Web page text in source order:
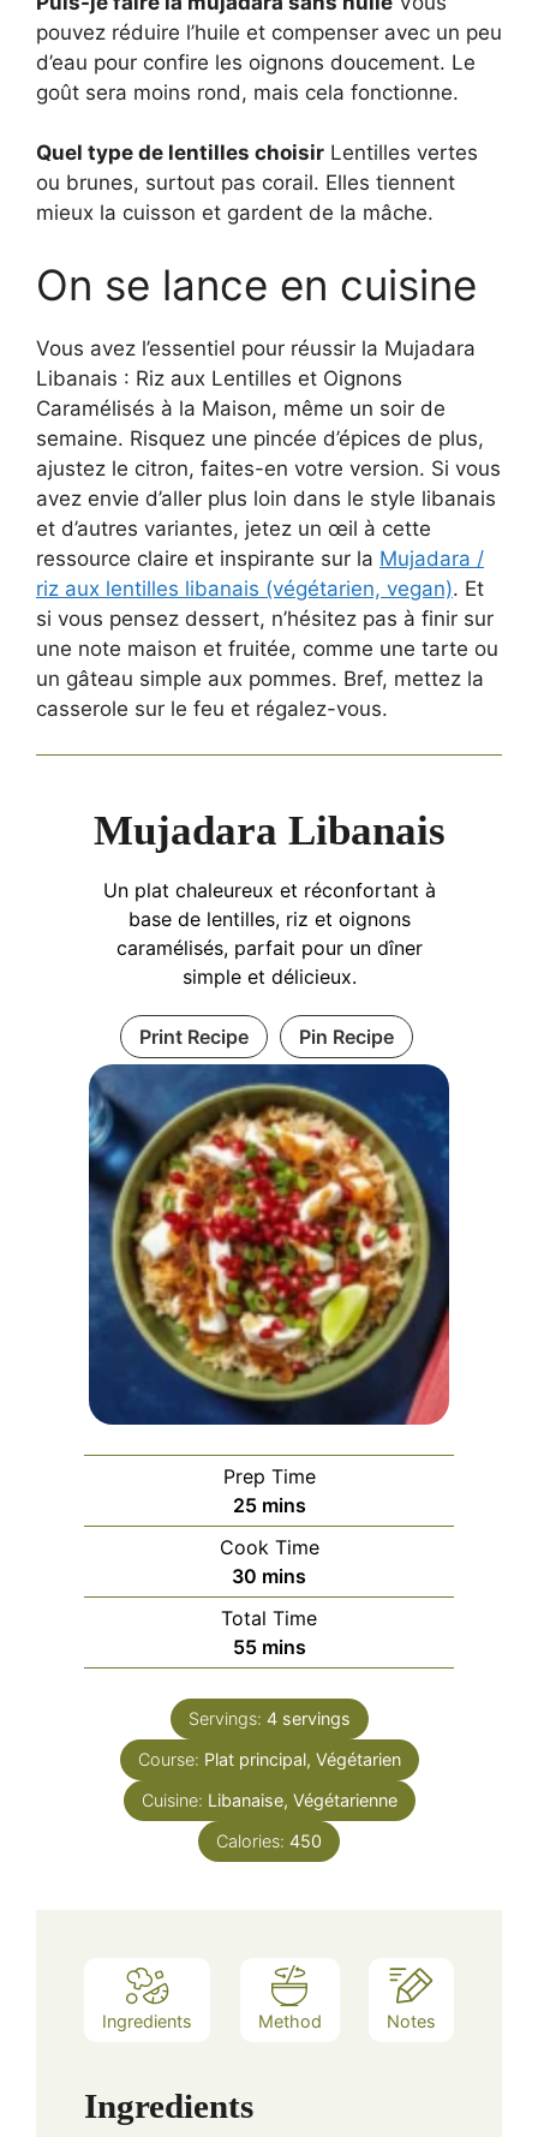
pouvez réduire l’huile et compenser avec un peu
d’eau pour confire les oignons doucement. Le
goût sera moins rond, mais cela fonctionne.
Quel type de lentilles choisir Lentilles vertes
ou brunes, surtout pas corail. Elles tiennent
mieux la cuisson et gardent de la mâche.
On se lance en cuisine
Vous avez l’essentiel pour réussir la Mujadara
Libanais : Riz aux Lentilles et Oignons
Caramélisés à la Maison, même un soir de
semaine. Risquez une pincée d’épices de plus,
ajustez le citron, faites-en votre version. Si vous
avez envie d’aller plus loin dans le style libanais
et d’autres variantes, jetez un œil à cette
ressource claire et inspirante sur la Mujadara /
riz aux lentilles libanais (végétarien, vegan). Et
si vous pensez dessert, n’hésitez pas à finir sur
une note maison et fruitée, comme une tarte ou
un gâteau simple aux pommes. Bref, mettez la
casserole sur le feu et régalez-vous.
Mujadara Libanais
Un plat chaleureux et réconfortant à
base de lentilles, riz et oignons
caramélisés, parfait pour un dîner
simple et délicieux.
Print Recipe Pin Recipe
Prep Time
25minutes
mins
Cook Time
30 minutes
mins
Total Time
55minutes
mins
Servings: 4 servings
Course: Plat principal, Végétarien
Cuisine: Libanaise, Végétarienne
Calories: 450
Ingredients Method Notes
Ingredients